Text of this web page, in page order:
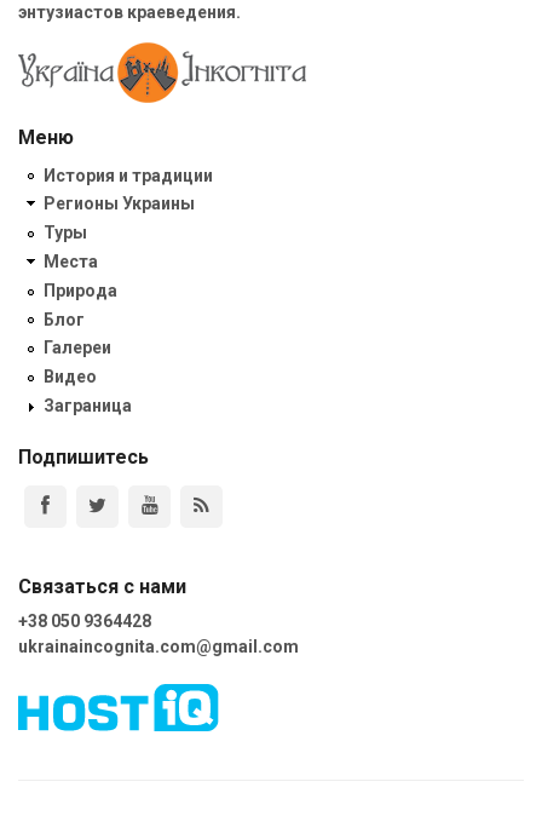
энтузиастов краеведения.
Меню
История и традиции
Регионы Украины
Туры
Места
Природа
Блог
Галереи
Видео
Заграница
Подпишитесь
Связаться с нами
+38 050 9364428
ukrainaincognita.com@gmail.com